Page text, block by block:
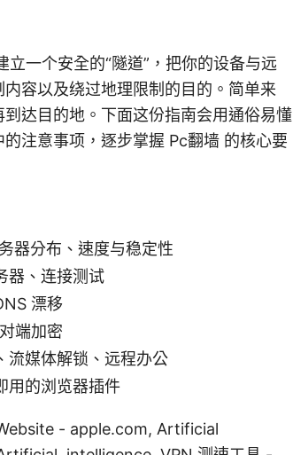
一个安全的“隧道”，把你的设备与远
容以及绕过地理限制的目的。简单来
达目的地。下面这份指南会用通俗易懂
注意事项，逐步掌握 Pc翻墙 的核心要
器分布、速度与稳定性
器、连接测试
漂移
端加密
流媒体解锁、远程办公
用的浏览器插件
- apple.com, Artificial